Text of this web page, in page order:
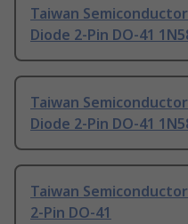
Taiwan
Diode 2-Pin DO-41
Taiwan
Diode 2-Pin DO-41
Taiwan
2-Pin DO-41